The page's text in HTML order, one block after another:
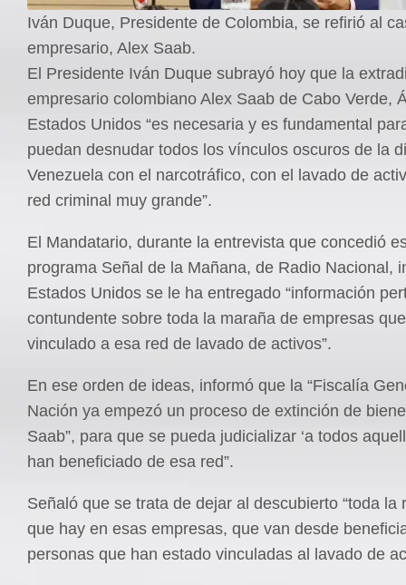
Iván Duque, Presidente de Colombia, se refirió al
empresario, Alex Saab.
El Presidente Iván Duque subrayó hoy que la
empresario colombiano Alex Saab de Cabo Verde,
Estados Unidos “es necesaria y es fundamental
puedan desnudar todos los vínculos oscuros de la
Venezuela con el narcotráfico, con el lavado de
red criminal muy grande”.
El Mandatario, durante la entrevista que concedió
programa Señal de la Mañana, de Radio Nacional,
Estados Unidos se le ha entregado “información
contundente sobre toda la maraña de empresas
vinculado a esa red de lavado de activos”.
En ese orden de ideas, informó que la “Fiscalía
Nación ya empezó un proceso de extinción de
Saab”, para que se pueda judicializar ‘a todos
han beneficiado de esa red”.
Señaló que se trata de dejar al descubierto “toda la
que hay en esas empresas, que van desde
personas que han estado vinculadas al lavado de